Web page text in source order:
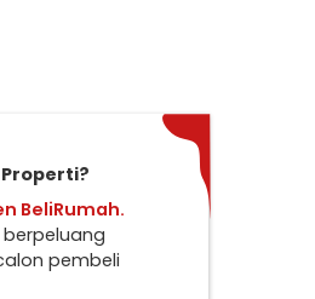
BeliRumah.
pembeli